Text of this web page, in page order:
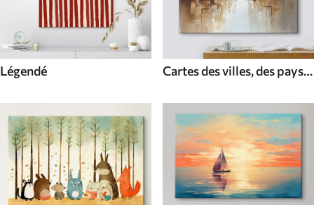
Légendé
Cartes des villes, des pays